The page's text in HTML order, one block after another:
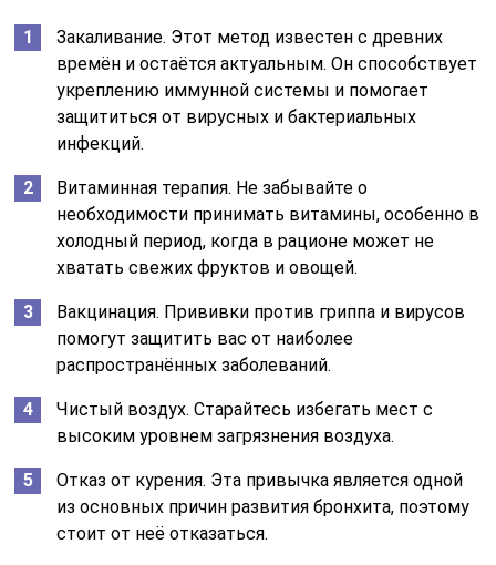
Закаливание. Этот метод известен с древних
времён и остаётся актуальным. Он способствует
укреплению иммунной системы и помогает
защититься от вирусных и бактериальных
инфекций.
Витаминная терапия. Не забывайте о
необходимости принимать витамины, особенно в
холодный период, когда в рационе может не
хватать свежих фруктов и овощей.
Вакцинация. Прививки против гриппа и вирусов
помогут защитить вас от наиболее
распространённых заболеваний.
Чистый воздух. Старайтесь избегать мест с
высоким уровнем загрязнения воздуха.
Отказ от курения. Эта привычка является одной
из основных причин развития бронхита, поэтому
стоит от неё отказаться.